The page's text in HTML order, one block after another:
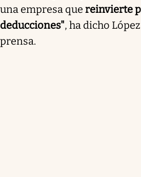
una empresa que reinvierte
deducciones", ha dicho
prensa.